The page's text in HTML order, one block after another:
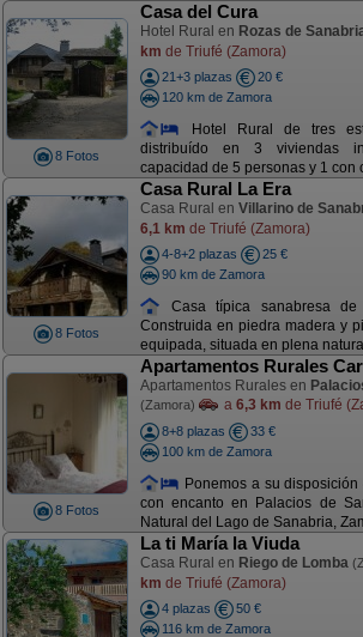
8 Fotos
Casa del Cura
Hotel Rural en Rozas de
km de Triufé (Zamora)
21+3 plazas
20 €
120 km de Zamora
Hotel Rural de tres
distribuído en 3 viviendas
capacidad de 5 personas y 1 con
8 Fotos
Casa Rural La Era
Casa Rural en Villarino de
6,1 km de Triufé (Zamora)
4-8+2 plazas
25 €
90 km de Zamora
Casa típica sanabresa de
Construida en piedra madera y
equipada, situada en plena
8 Fotos
Apartamentos Rurales
Apartamentos Rurales en
(Zamora) a 6,3 km de Triufé
8+8 plazas
33 €
100 km de Zamora
Ponemos a su
con encanto en Palacios de
Natural del Lago de Sanabria,
La ti María la Viuda
Casa Rural en Riego de Lomba
km de Triufé (Zamora)
4 plazas
50 €
116 km de Zamora